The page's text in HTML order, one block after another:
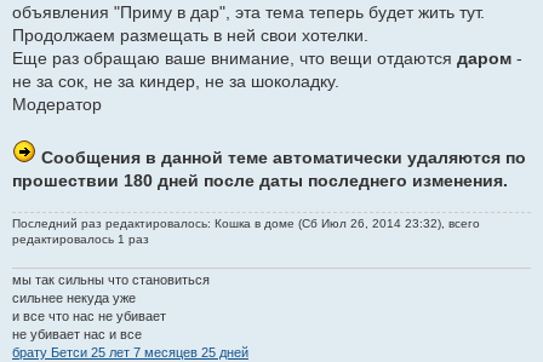
б
е
н
е
объявления "Приму в дар", эта тема теперь будет жить тут.
Продолжаем размещать в ней свои хотелки.
Еще раз обращаю ваше внимание, что вещи отдаются даром -
не за сок, не за киндер, не за шоколадку.
Модератор
Сообщения в данной теме автоматически удаляются по
прошествии 180 дней после даты последнего изменения.
Последний раз редактировалось: Кошка в доме (Сб Июл 26, 2014 23:32), всего
редактировалось 1 раз
мы так сильны что становиться
сильнее некуда уже
и все что нас не убивает
не убивает нас и все
брату Бетси 25 лет 7 месяцев 25 дней